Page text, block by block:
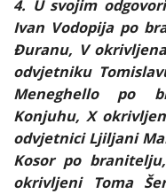
4. U svojim
Ivan Vodopija po
Đuranu, V
odvjetniku
Meneghello po
Konjuhu, X
odvjetnici Ljiljani
Kosor po
okrivljeni Toma